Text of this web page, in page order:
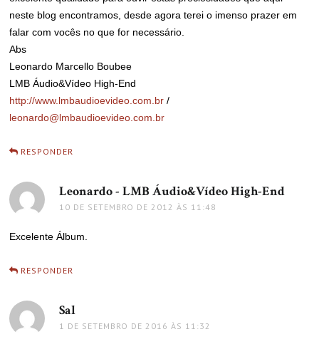
neste blog encontramos, desde agora terei o imenso prazer em
falar com vocês no que for necessário.
Abs
Leonardo Marcello Boubee
LMB Áudio&Vídeo High-End
http://www.lmbaudioevideo.com.br /
leonardo@lmbaudioevideo.com.br
RESPONDER
Leonardo - LMB Áudio&Vídeo High-End
10 DE SETEMBRO DE 2012 ÀS 11:48
Excelente Álbum.
RESPONDER
Sal
1 DE SETEMBRO DE 2016 ÀS 11:32